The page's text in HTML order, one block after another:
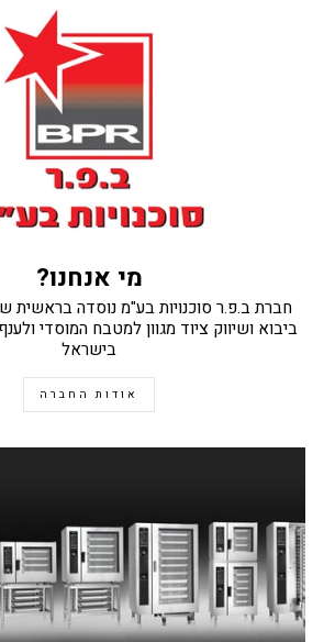
מי אנחנו?
ביבוא ושיווק ציוד מגוון למטבח המוסדי
בישראל
אודות החברה